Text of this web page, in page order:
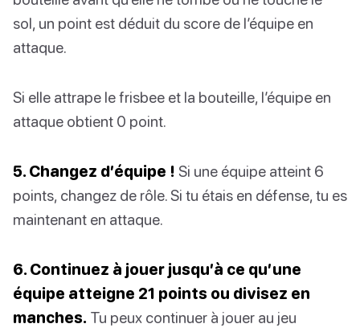
sol, un point est déduit du score de l’équipe en
attaque.
Si elle attrape le frisbee et la bouteille, l’équipe en
attaque obtient 0 point.
5. Changez d’équipe ! Si une équipe atteint 6
points, changez de rôle. Si tu étais en défense, tu es
maintenant en attaque.
6. Continuez à jouer jusqu’à ce qu’une
équipe atteigne 21 points ou divisez en
manches. Tu peux continuer à jouer au jeu